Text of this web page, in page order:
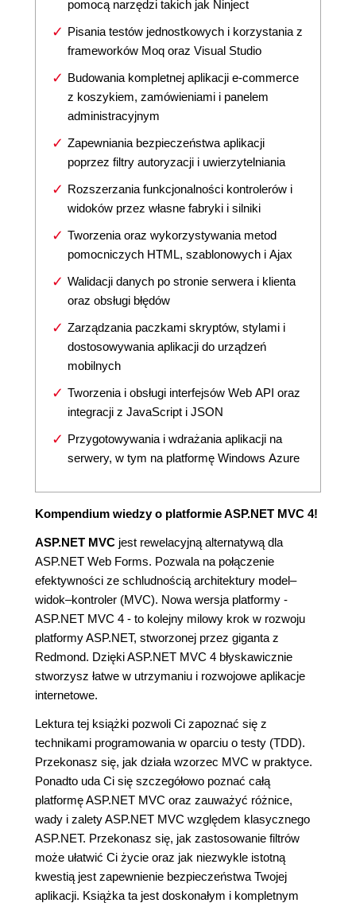
pomocą narzędzi takich jak Ninject
Pisania testów jednostkowych i korzystania z
frameworków Moq oraz Visual Studio
Budowania kompletnej aplikacji e-commerce
z koszykiem, zamówieniami i panelem
administracyjnym
Zapewniania bezpieczeństwa aplikacji
poprzez filtry autoryzacji i uwierzytelniania
Rozszerzania funkcjonalności kontrolerów i
widoków przez własne fabryki i silniki
Tworzenia oraz wykorzystywania metod
pomocniczych HTML, szablonowych i Ajax
Walidacji danych po stronie serwera i klienta
oraz obsługi błędów
Zarządzania paczkami skryptów, stylami i
dostosowywania aplikacji do urządzeń
mobilnych
Tworzenia i obsługi interfejsów Web API oraz
integracji z JavaScript i JSON
Przygotowywania i wdrażania aplikacji na
serwery, w tym na platformę Windows Azure
Kompendium wiedzy o platformie ASP.NET MVC 4!
ASP.NET MVC jest rewelacyjną alternatywą dla
ASP.NET Web Forms. Pozwala na połączenie
efektywności ze schludnością architektury model–
widok–kontroler (MVC). Nowa wersja platformy -
ASP.NET MVC 4 - to kolejny milowy krok w rozwoju
platformy ASP.NET, stworzonej przez giganta z
Redmond. Dzięki ASP.NET MVC 4 błyskawicznie
stworzysz łatwe w utrzymaniu i rozwojowe aplikacje
internetowe.
Lektura tej książki pozwoli Ci zapoznać się z
technikami programowania w oparciu o testy (TDD).
Przekonasz się, jak działa wzorzec MVC w praktyce.
Ponadto uda Ci się szczegółowo poznać całą
platformę ASP.NET MVC oraz zauważyć różnice,
wady i zalety ASP.NET MVC względem klasycznego
ASP.NET. Przekonasz się, jak zastosowanie filtrów
może ułatwić Ci życie oraz jak niezwykle istotną
kwestią jest zapewnienie bezpieczeństwa Twojej
aplikacji. Książka ta jest doskonałym i kompletnym